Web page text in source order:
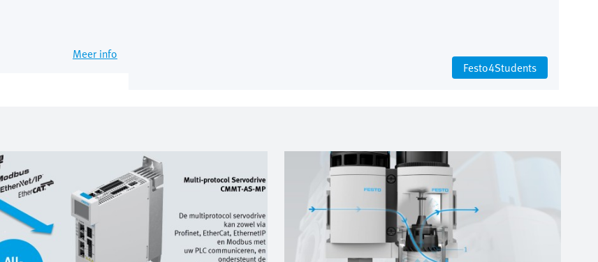
Meer info
Festo4Students